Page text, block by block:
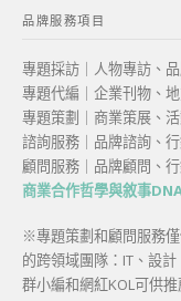
品牌服務項目
專題採訪｜人物專訪、
專題代編｜企業刊物、
專題策劃｜商業策展、
諮詢服務｜品牌諮詢、
顧問服務｜品牌顧問、
商業合作哲學與敘事
※專題策劃和顧問服務
的跨領域團隊：IT、設
群小編和網紅KOL可供推